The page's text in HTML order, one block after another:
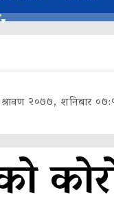
२०७७, शनिबार